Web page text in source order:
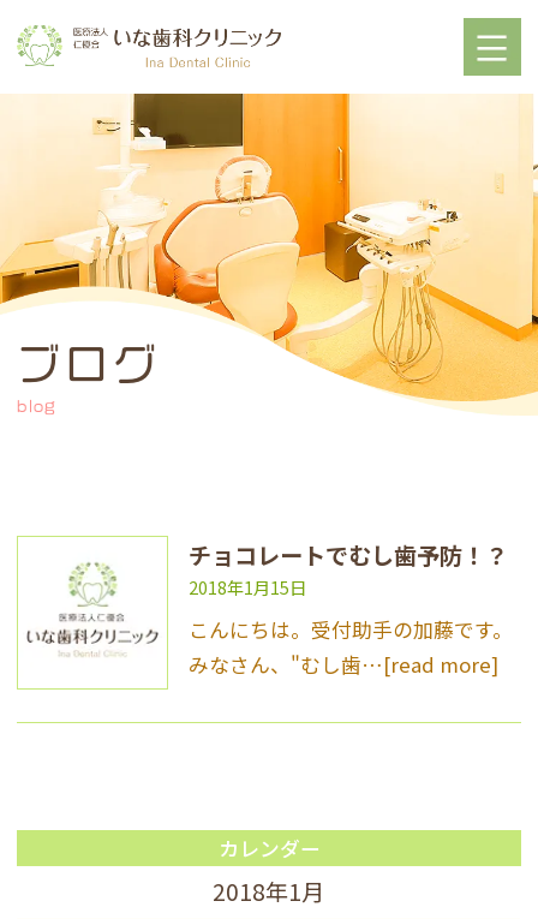
ブログ
blog
チョコレートでむし歯予防！？
2018年1月15日
こんにちは。受付助手の加藤です。
みなさん、"むし歯…[read more]
カレンダー
2018年1月